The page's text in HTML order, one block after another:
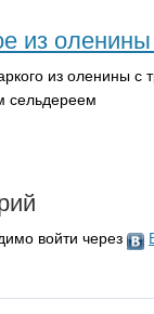
из оленины
из оленины
сельдереем
войти через